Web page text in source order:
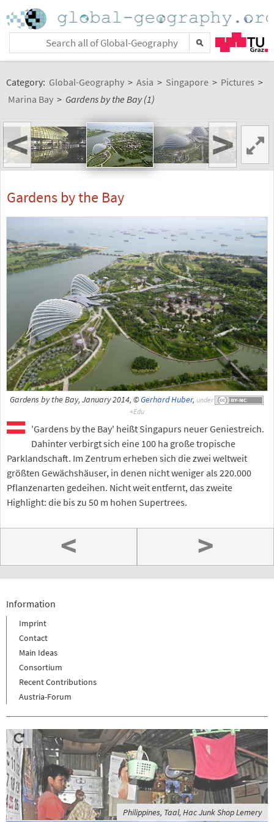
Category: Global-Geography > Asia > Singapore > Pictures >
Marina Bay > Gardens by the Bay (1)
< >
Gardens by the Bay
Gardens by the Bay, January 2014, ©Gerhard Huber, under
'Gardens by the Bay' heißt Singapurs neuer Geniestreich.
Dahinter verbirgt sich eine 100 ha große tropische
Parklandschaft. Im Zentrum erheben sich die zwei weltweit
größten Gewächshäuser, in denen nicht weniger als 220.000
Pflanzenarten gedeihen. Nicht weit entfernt, das zweite
Highlight: die bis zu 50 m hohen Supertrees.
< >
Information
Imprint
Contact
Main Ideas
Consortium
Recent Contributions
Austria-Forum
Philippines, Taal, Hac Junk Shop Lemery